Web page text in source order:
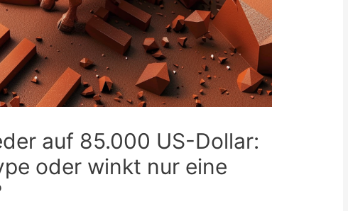
auf 85.000 US-Dollar:
oder winkt nur eine